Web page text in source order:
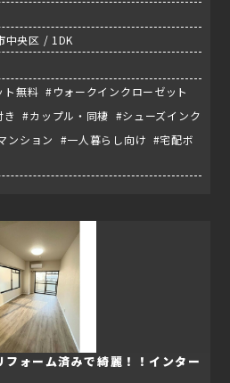
中央区 / 1DK
無料 #ウォークインクローゼット
#カップル・同棲 #シューズインク
ンション #一人暮らし向け #宅配ボ
フォーム済みで綺麗！！インター